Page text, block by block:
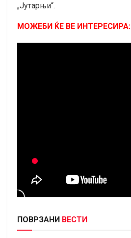
„Јутарњи“.
МОЖЕБИ ЌЕ ВЕ ИНТЕРЕСИРА:
ПОВРЗАНИ ВЕСТИ